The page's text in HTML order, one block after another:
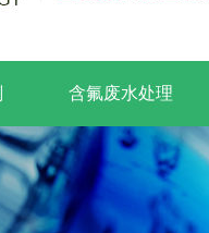
含氟废水处理